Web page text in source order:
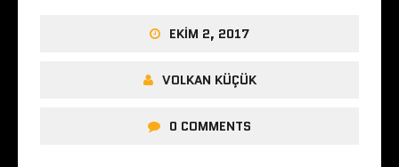
EKIM 2, 2017
VOLKAN KÜÇÜK
0 COMMENTS